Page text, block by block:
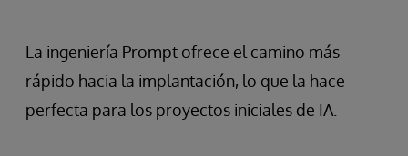
La ingeniería Prompt ofrece el camino más
rápido hacia la implantación, lo que la hace
perfecta para los proyectos iniciales de IA.